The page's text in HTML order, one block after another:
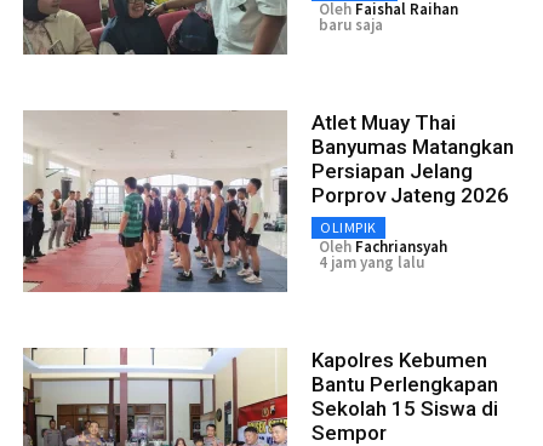
Oleh Faishal Raihan
baru saja
Atlet Muay Thai
Banyumas Matangkan
Persiapan Jelang
Porprov Jateng 2026
OLIMPIK
Oleh Fachriansyah
4 jam yang lalu
Kapolres Kebumen
Bantu Perlengkapan
Sekolah 15 Siswa di
Sempor